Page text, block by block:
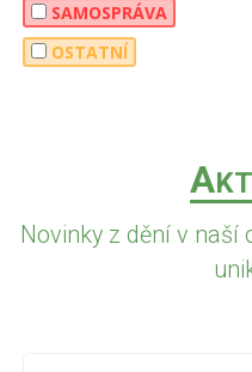
SAMOSPRÁVA
OSTATNÍ
A
Novinky z dění v naší